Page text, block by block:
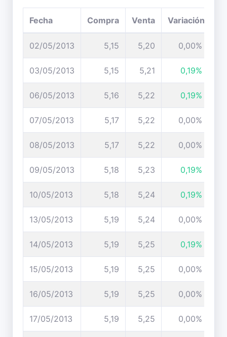
Fecha Compra Venta Variación
02/05/2013 5,15 5,20 0,00%
03/05/2013 5,15 5,21 0,19%
06/05/2013 5,16 5,22 0,19%
07/05/2013 5,17 5,22 0,00%
08/05/2013 5,17 5,22 0,00%
09/05/2013 5,18 5,23 0,19%
10/05/2013 5,18 5,24 0,19%
13/05/2013 5,19 5,24 0,00%
14/05/2013 5,19 5,25 0,19%
15/05/2013 5,19 5,25 0,00%
16/05/2013 5,19 5,25 0,00%
17/05/2013 5,19 5,25 0,00%